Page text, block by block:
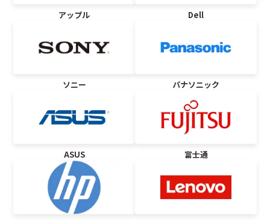
アップル Dell
ソニー パナソニック
ASUS 富士通